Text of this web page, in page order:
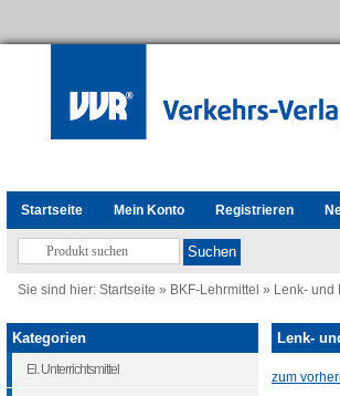
Startseite Mein Konto Registrieren
Sie sind hier: Startseite » BKF-Lehrmittel » Lenk- und
Lenk-
zum
Kategorien
El. Unterrichtsmittel